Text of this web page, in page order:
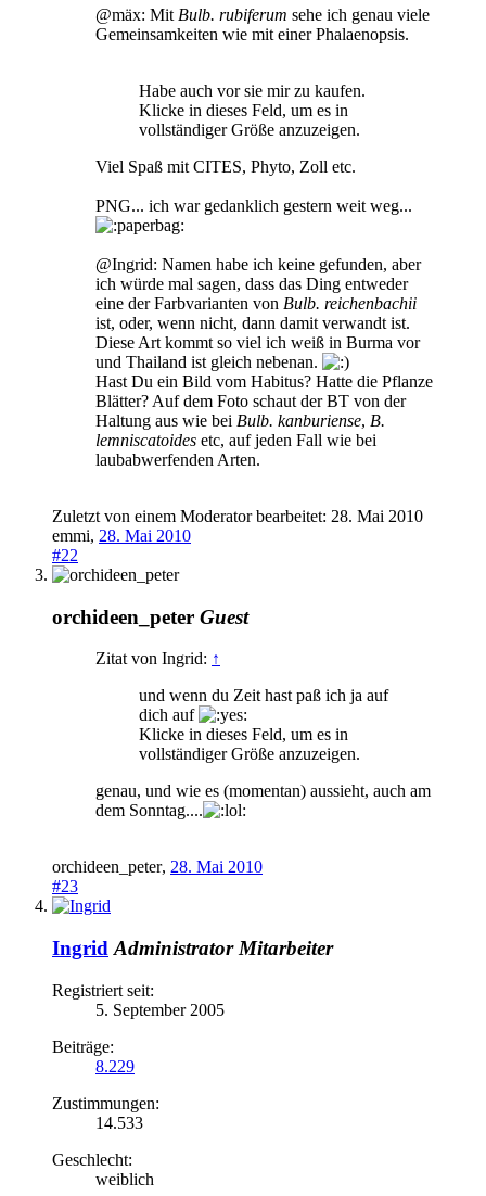
@mäx: Mit Bulb. rubiferum sehe ich genau viele
Gemeinsamkeiten wie mit einer Phalaenopsis.
Habe auch vor sie mir zu kaufen.
Klicke in dieses Feld, um es in
vollständiger Größe anzuzeigen.
Viel Spaß mit CITES, Phyto, Zoll etc.
PNG... ich war gedanklich gestern weit weg...
@Ingrid: Namen habe ich keine gefunden, aber
ich würde mal sagen, dass das Ding entweder
eine der Farbvarianten von Bulb. reichenbachii
ist, oder, wenn nicht, dann damit verwandt ist.
Diese Art kommt so viel ich weiß in Burma vor
und Thailand ist gleich nebenan.
Hast Du ein Bild vom Habitus? Hatte die Pflanze
Blätter? Auf dem Foto schaut der BT von der
Haltung aus wie bei Bulb. kanburiense, B.
lemniscatoides etc, auf jeden Fall wie bei
laubabwerfenden Arten.
Zuletzt von einem Moderator bearbeitet: 28. Mai 2010
emmi, 28. Mai 2010
#22
orchideen_peter Guest
Zitat von Ingrid: ↑
und wenn du Zeit hast paß ich ja auf
dich auf
Klicke in dieses Feld, um es in
vollständiger Größe anzuzeigen.
genau, und wie es (momentan) aussieht, auch am
dem Sonntag....
orchideen_peter, 28. Mai 2010
#23
Ingrid Administrator Mitarbeiter
Registriert seit:
5. September 2005
Beiträge:
8.229
Zustimmungen:
14.533
Geschlecht:
weiblich